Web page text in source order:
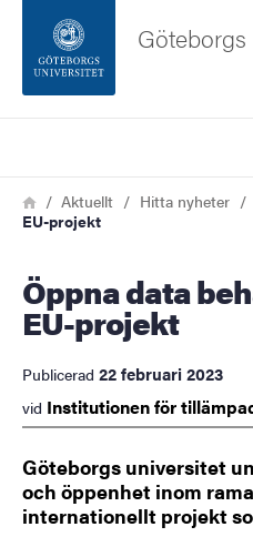
Sidfoten
Om webbplatsen
Länkstig
HemAktuellt Hitta nyheter
EU-projekt
Öppna data behandlas i stort
EU-projekt
Publicerad 22 februari 2023
vid Institutionen för
Göteborgs universitet
och öppenhet inom
internationellt projekt